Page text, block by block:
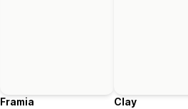
Framia
Clay